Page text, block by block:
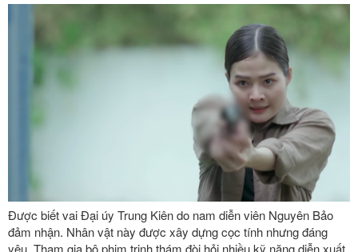
Được biết vai Đại úy Trung Kiên do nam diễn viên Nguyên Bảo
đảm nhận. Nhân vật này được xây dựng cọc tính nhưng đáng